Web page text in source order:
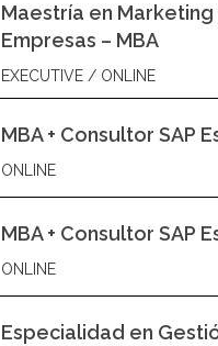
Maestría en
Empresas – MBA
EXECUTIVE / ONLINE
MBA + Consultor SAP
ONLINE
MBA + Consultor SAP
ONLINE
Especialidad en